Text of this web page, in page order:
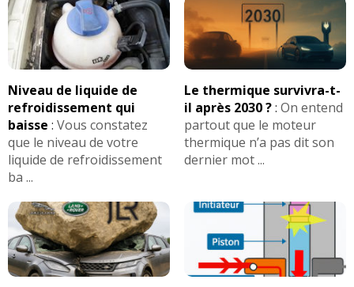
Niveau de liquide de
refroidissement qui
baisse : Vous constatez
que le niveau de votre
liquide de refroidissement
ba ...
Le thermique survivra-t-
il après 2030 ?: On entend
partout que le moteur
thermique n’a pas dit son
dernier mot ...